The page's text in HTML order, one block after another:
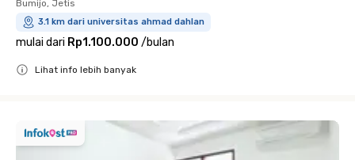
Bumijo, Jetis
3.1 km dari universitas ahmad dahlan
mulai dari Rp1.100.000 /bulan
Lihat info lebih banyak